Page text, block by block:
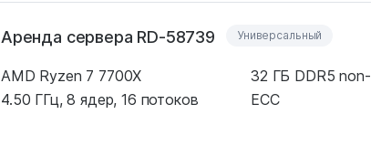
Аренда сервера RD-58739 Универсальный
AMD Ryzen 7 7700X
4.50 ГГц, 8 ядер, 16 потоков
32 ГБ DDR5 non-
ECC